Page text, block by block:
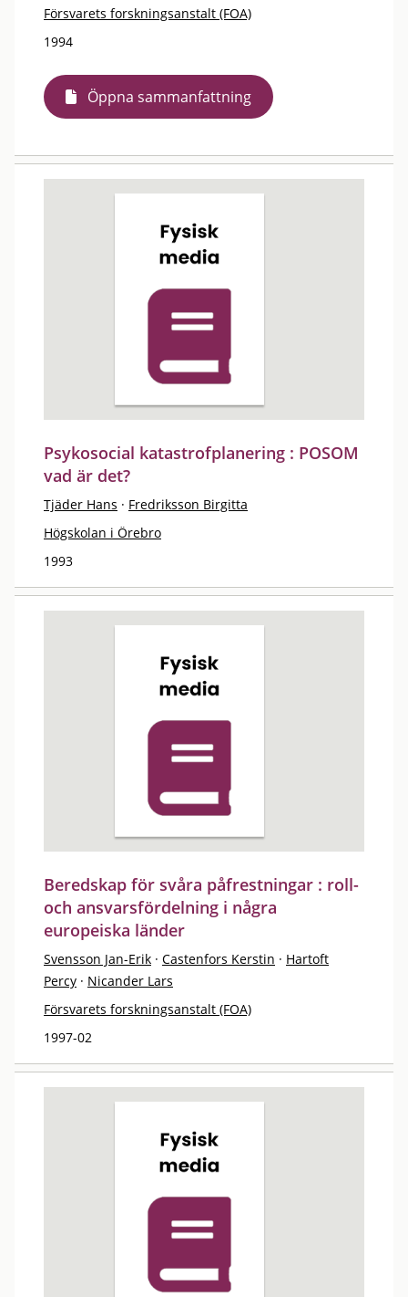
Försvarets forskningsanstalt (FOA)
1994
Öppna sammanfattning
Psykosocial katastrofplanering : POSOM
vad är det?
Tjäder Hans · Fredriksson Birgitta
Högskolan i Örebro
1993
Beredskap för svåra påfrestningar : roll-
och ansvarsfördelning i några
europeiska länder
Svensson Jan-Erik · Castenfors Kerstin · Hartoft
Percy · Nicander Lars
Försvarets forskningsanstalt (FOA)
1997-02